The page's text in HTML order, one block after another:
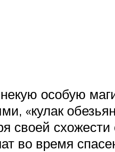
особую
«кулак
своей
во время